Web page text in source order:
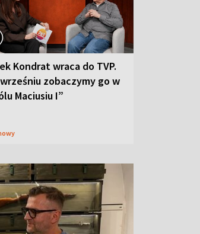
Kondrat wraca do TVP.
zobaczymy go w
Maciusiu I”